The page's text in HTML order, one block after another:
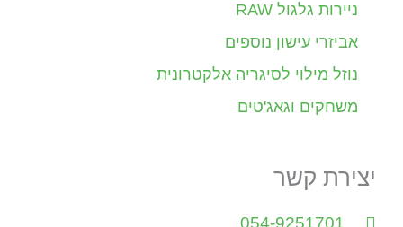
ניירות גלגול RAW
אביזרי עישון נוספים
נוזל מילוי לסיגריה אלקטרונית
משחקים וגאג'טים
יצירת קשר
054-9251701